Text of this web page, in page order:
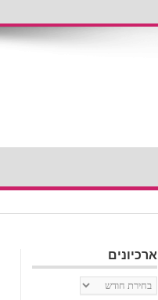
ארכיונים
ארכיונים